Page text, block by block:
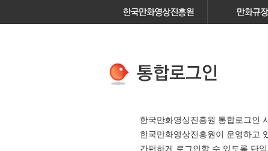
한국만화영상진흥원 통합로그인
한국만화영상진흥원이 운영하고
간편하게 로그인할 수 있도록 단